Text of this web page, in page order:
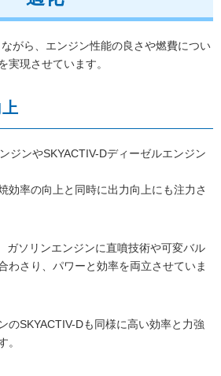
がら、エンジン性能の良さや燃費につい
実現させています。
ジンやSKYACTIV-Dディーゼルエンジン
効率の向上と同時に出力向上にも注力さ
ガソリンエンジンに直噴技術や可変バル
わさり、パワーと効率を両立させていま
のSKYACTIV-Dも同様に高い効率と力強
。